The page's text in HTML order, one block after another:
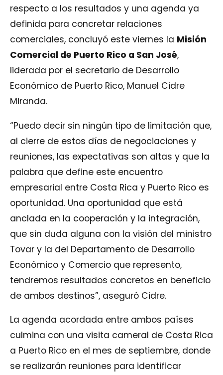
respecto a los resultados y una agenda ya
definida para concretar relaciones
comerciales, concluyó este viernes la Misión
Comercial de Puerto Rico a San José,
liderada por el secretario de Desarrollo
Económico de Puerto Rico, Manuel Cidre
Miranda.
“Puedo decir sin ningún tipo de limitación que,
al cierre de estos días de negociaciones y
reuniones, las expectativas son altas y que la
palabra que define este encuentro
empresarial entre Costa Rica y Puerto Rico es
oportunidad. Una oportunidad que está
anclada en la cooperación y la integración,
que sin duda alguna con la visión del ministro
Tovar y la del Departamento de Desarrollo
Económico y Comercio que represento,
tendremos resultados concretos en beneficio
de ambos destinos”, aseguró Cidre.
La agenda acordada entre ambos países
culmina con una visita cameral de Costa Rica
a Puerto Rico en el mes de septiembre, donde
se realizarán reuniones para identificar